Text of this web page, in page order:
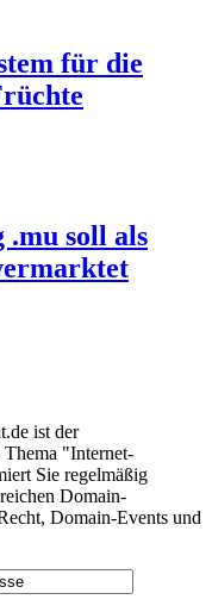
für die
.mu soll als
ist der
Thema "Internet-
Sie regelmäßig
Domain-
Domain-Events und